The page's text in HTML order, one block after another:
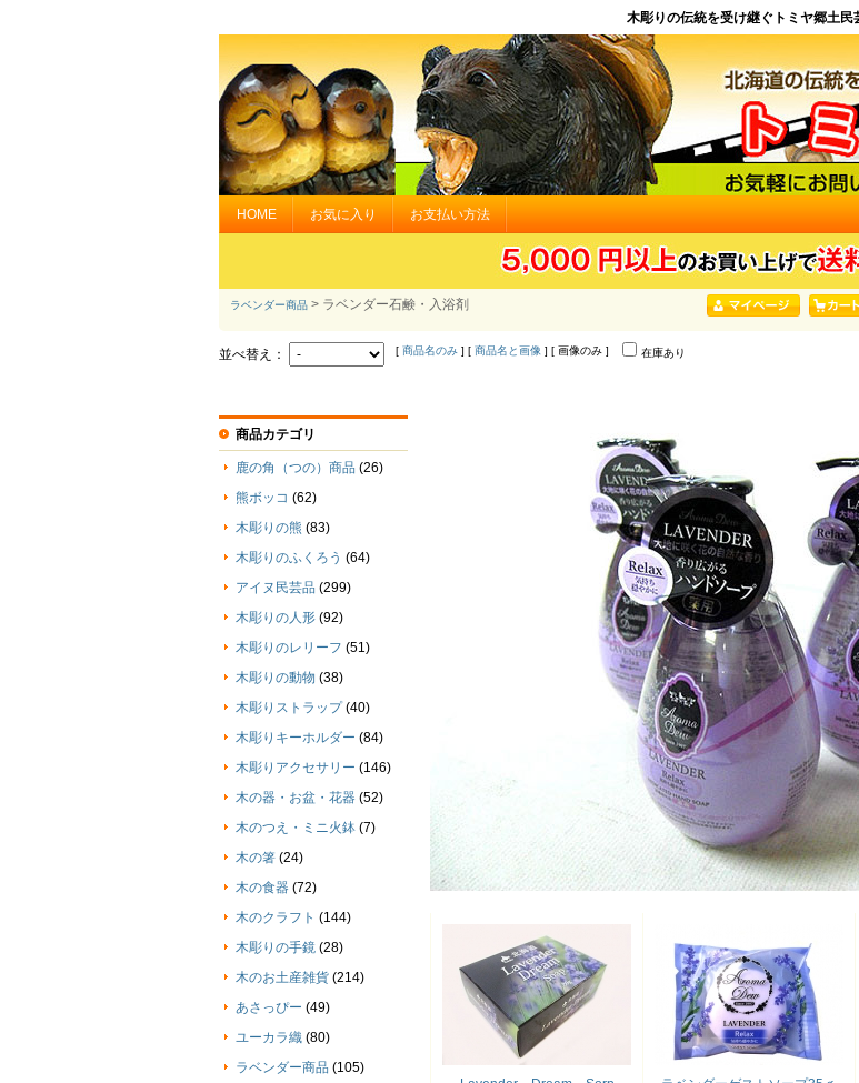
木彫りの伝統を受け継ぐトミヤ郷土民
HOME お気に入り お支払い方法
ラベンダー商品 > ラベンダー石鹸・入浴剤
並べ替え： [ 商品名のみ ] [ 商品名と画像 ] [ 画像のみ ] 在庫あり
商品カテゴリ
鹿の角（つの）商品 (26)
熊ボッコ (62)
木彫りの熊 (83)
木彫りのふくろう (64)
アイヌ民芸品 (299)
木彫りの人形 (92)
木彫りのレリーフ (51)
木彫りの動物 (38)
木彫りストラップ (40)
木彫りキーホルダー (84)
木彫りアクセサリー (146)
木の器・お盆・花器 (52)
木のつえ・ミニ火鉢 (7)
木の箸 (24)
木の食器 (72)
木のクラフト (144)
木彫りの手鏡 (28)
木のお土産雑貨 (214)
あさっぴー (49)
ユーカラ織 (80)
ラベンダー商品 (105)